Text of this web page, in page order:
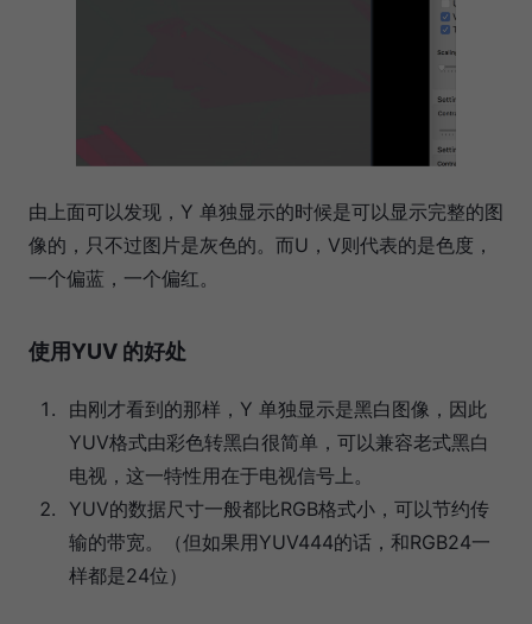
由上面可以发现，Y 单独显示的时候是可以显示完整的图
像的，只不过图片是灰色的。而U，V则代表的是色度，
一个偏蓝，一个偏红。
使用YUV 的好处
由刚才看到的那样，Y 单独显示是黑白图像，因此
YUV格式由彩色转黑白很简单，可以兼容老式黑白
电视，这一特性用在于电视信号上。
YUV的数据尺寸一般都比RGB格式小，可以节约传
输的带宽。（但如果用YUV444的话，和RGB24一
样都是24位）